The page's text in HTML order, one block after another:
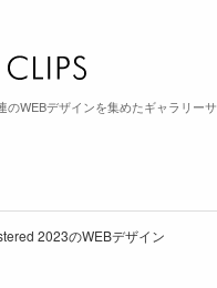
WEBデザインを集めたギャラリーサ
2023のWEBデザイン